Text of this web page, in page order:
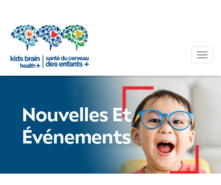
Nouvelles Et
Événements